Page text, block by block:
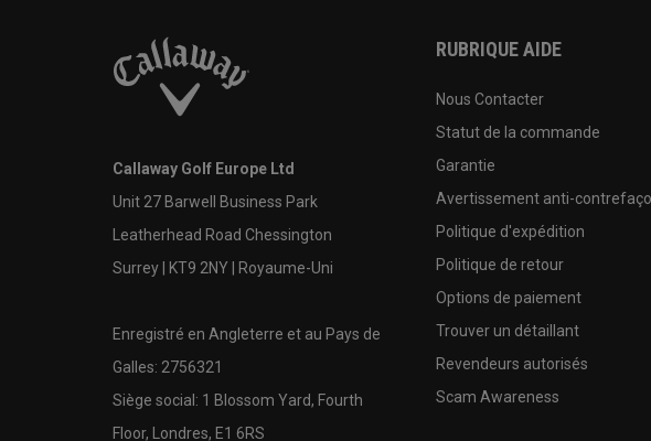
Callaway Golf Europe Ltd
Unit 27 Barwell Business Park
Leatherhead Road Chessington
Surrey | KT9 2NY | Royaume-Uni
Enregistré en Angleterre et au Pays de
Galles: 2756321
Siège social: 1 Blossom Yard, Fourth
Floor, Londres, E1 6RS
RUBRIQUE AIDE
Nous Contacter
Statut de la commande
Garantie
Avertissement anti-
Politique d'expédition
Politique de retour
Options de paiement
Trouver un détaillant
Revendeurs autorisés
Scam Awareness